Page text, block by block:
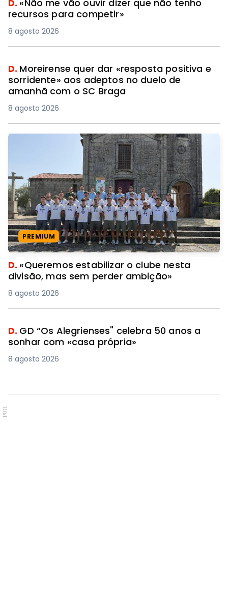
D. «Não me vão ouvir dizer que não tenho
recursos para competir»
8 agosto 2026
D. Moreirense quer dar «resposta positiva e
sorridente» aos adeptos no duelo de
amanhã com o SC Braga
8 agosto 2026
PREMIUM
D. «Queremos estabilizar o clube nesta
divisão, mas sem perder ambição»
8 agosto 2026
D. GD “Os Alegrienses" celebra 50 anos a
sonhar com «casa própria»
8 agosto 2026
PUB.